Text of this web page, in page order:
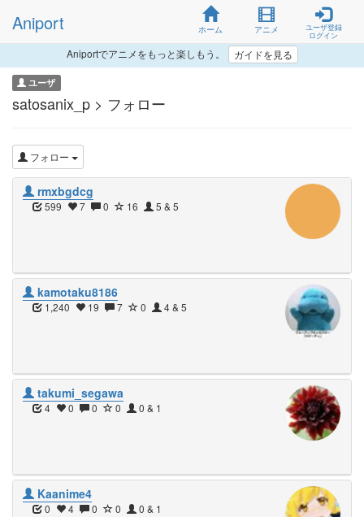
Aniport ホーム アニメ
ユーザ登録
ログイン
Aniportでアニメをもっと楽しもう。 ガイドを見る
ユーザ
satosanix_p > フォロー
フォロー
rmxbgdcg
599 7 0 16 5 & 5
kamotaku8186
1,240 19 7 0 4 & 5
takumi_segawa
4 0 0 0 0 & 1
Kaanime4
0 4 0 0 0 & 1